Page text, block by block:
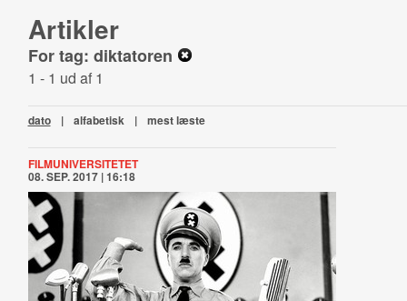
Artikler
For tag: diktatoren
1 - 1 ud af 1
dato | alfabetisk | mest læste
FILMUNIVERSITETET
08. SEP. 2017 | 16:18